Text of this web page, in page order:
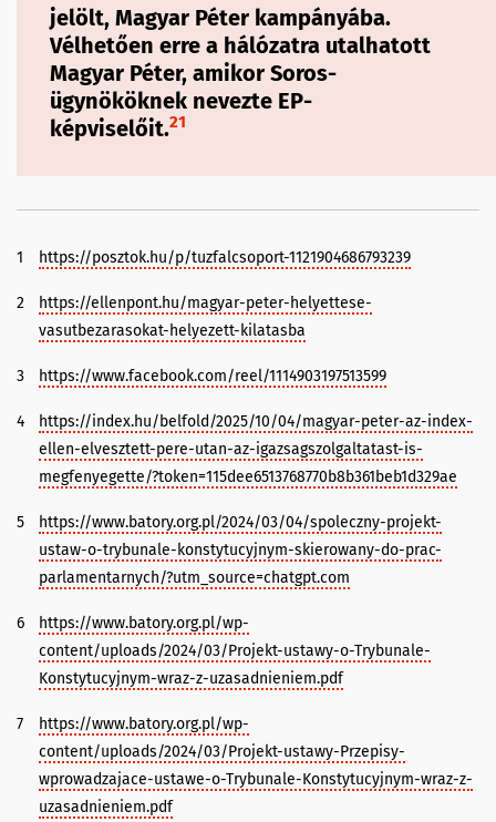
jelölt, Magyar Péter kampányába.
Vélhetően erre a hálózatra utalhatott
Magyar Péter, amikor Soros-
ügynököknek nevezte EP-
képviselőit.21
1 https://posztok.hu/p/tuzfalcsoport-1121904686793239
2
https://ellenpont.hu/magyar-peter-helyettese-
vasutbezarasokat-helyezett-kilatasba
3 https://www.facebook.com/reel/1114903197513599
4
https://index.hu/belfold/2025/10/04/magyar-peter-az-index-
ellen-elvesztett-pere-utan-az-igazsagszolgaltatast-is-
megfenyegette/?token=115dee6513768770b8b361beb1d329ae
5
https://www.batory.org.pl/2024/03/04/spoleczny-projekt-
ustaw-o-trybunale-konstytucyjnym-skierowany-do-prac-
parlamentarnych/?utm_source=chatgpt.com
6
https://www.batory.org.pl/wp-
content/uploads/2024/03/Projekt-ustawy-o-Trybunale-
Konstytucyjnym-wraz-z-uzasadnieniem.pdf
7
https://www.batory.org.pl/wp-
content/uploads/2024/03/Projekt-ustawy-Przepisy-
wprowadzajace-ustawe-o-Trybunale-Konstytucyjnym-wraz-z-
uzasadnieniem.pdf